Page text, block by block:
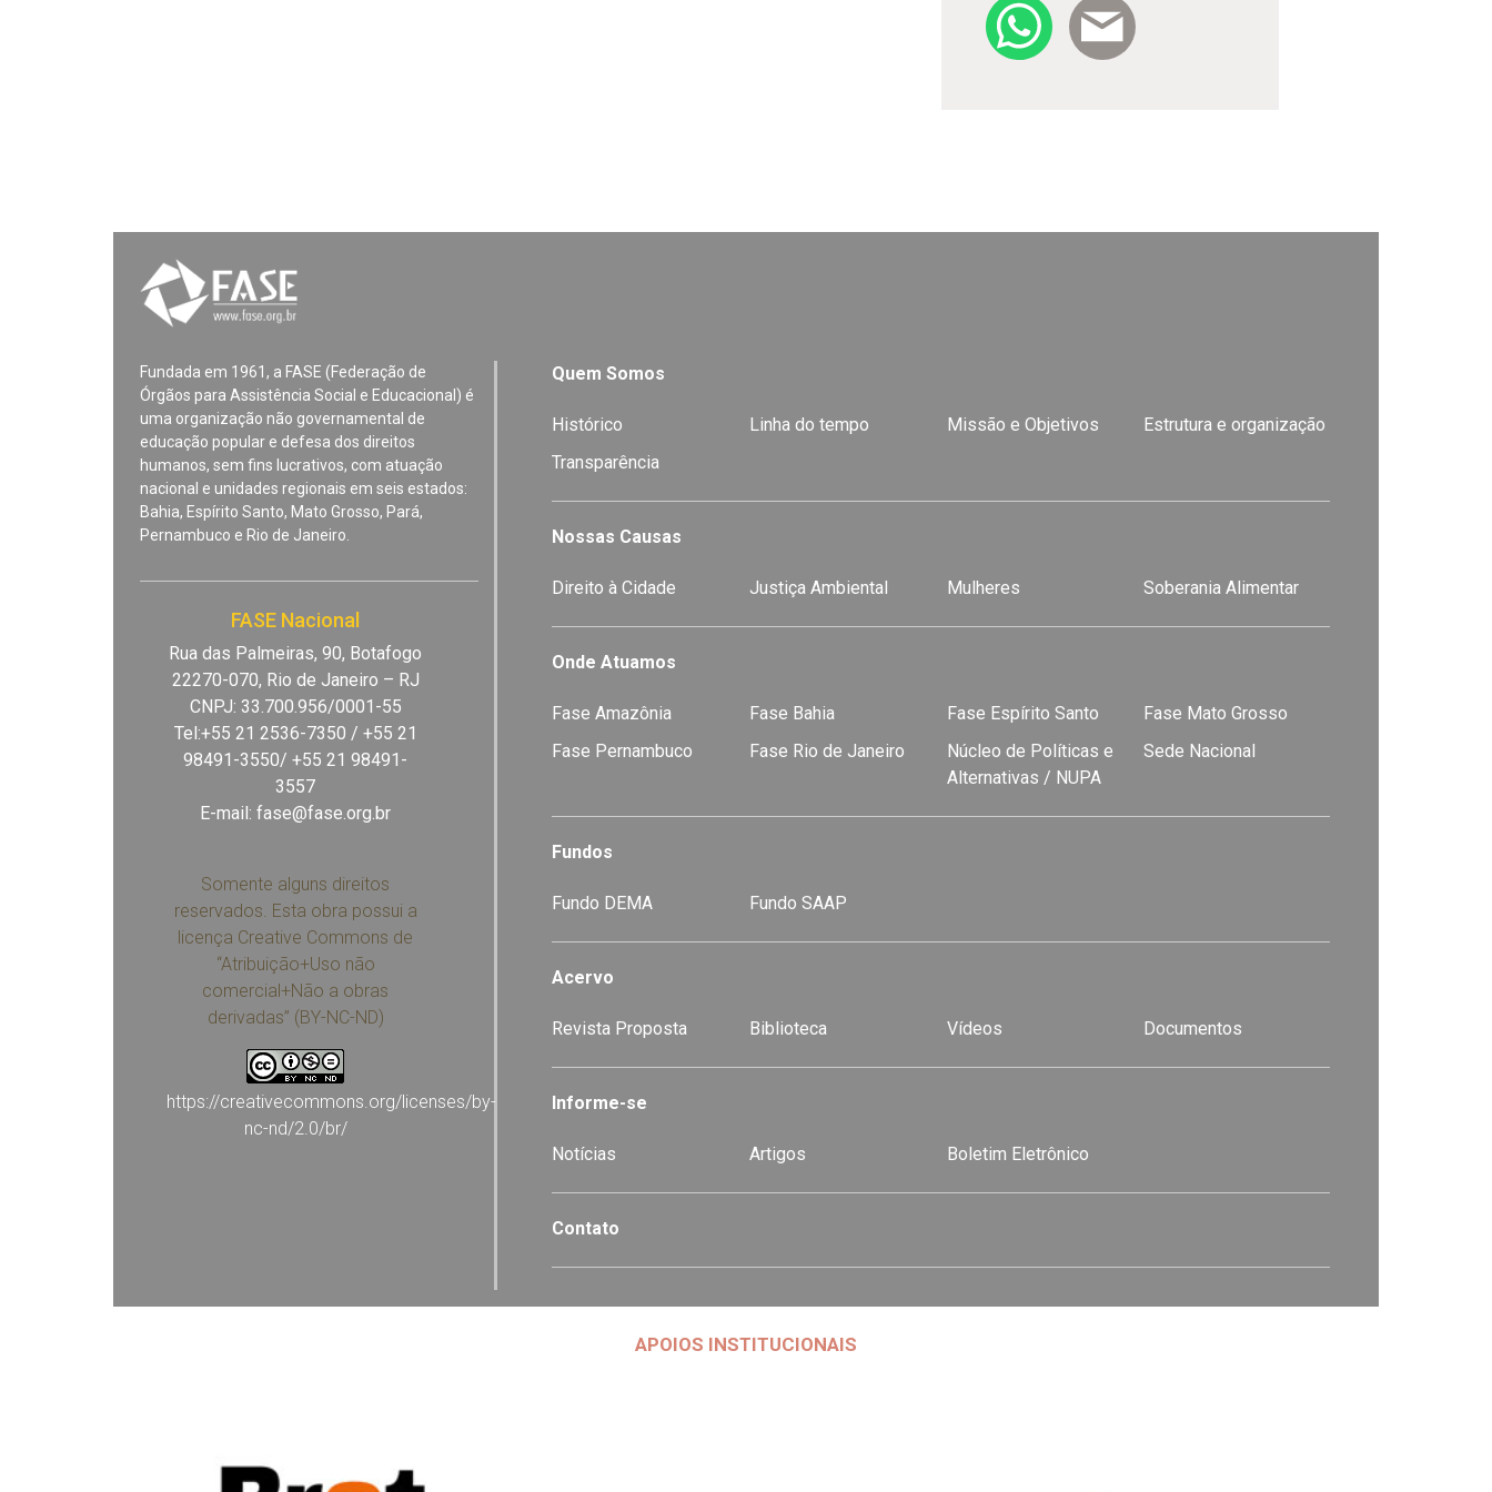
Fundada em 1961, a FASE (Federação de
Órgãos para Assistência Social e Educacional) é
uma organização não governamental de
educação popular e defesa dos direitos
humanos, sem fins lucrativos, com atuação
nacional e unidades regionais em seis estados:
Bahia, Espírito Santo, Mato Grosso, Pará,
Pernambuco e Rio de Janeiro.
FASE Nacional
Rua das Palmeiras, 90, Botafogo
22270-070, Rio de Janeiro – RJ
CNPJ: 33.700.956/0001-55
Tel:+55 21 2536-7350 / +55 21
98491-3550/ +55 21 98491-
3557
E-mail:fase@fase.org.br
Somente alguns direitos
reservados. Esta obra possui a
licença Creative Commons de
“Atribuição+Uso não
comercial+Não a obras
derivadas” (BY-NC-ND)
https://creativecommons.org/licenses/by-
nc-nd/2.0/br/
Quem Somos
Histórico Linha do tempo Missão e Objetivos
Estrutura e organização
Transparência
Nossas Causas
Direito à Cidade Justiça Ambiental Mulheres Soberania Alimentar
Onde Atuamos
Fase Amazônia Fase Bahia Fase Espírito Santo
Fase Mato Grosso
Fase Pernambuco
Fase Rio de Janeiro
Núcleo de Políticas e
Alternativas / NUPA
Sede Nacional
Fundos
Fundo DEMA Fundo SAAP
Acervo
Revista Proposta Biblioteca Vídeos Documentos
Informe-se
Notícias Artigos Boletim Eletrônico
Contato
APOIOS INSTITUCIONAIS